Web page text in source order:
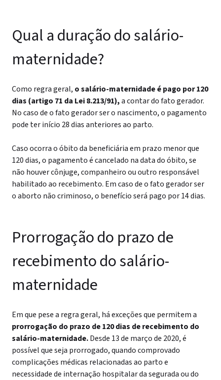
Qual a duração do salário-
maternidade?
Como regra geral, o salário-maternidade é pago por 120
dias (artigo 71 da Lei 8.213/91),a contar do fato gerador.
No caso de o fato gerador ser o nascimento, o pagamento
pode ter início 28 dias anteriores ao parto.
Caso ocorra o óbito da beneficiária em prazo menor que
120 dias, o pagamento é cancelado na data do óbito, se
não houver cônjuge, companheiro ou outro responsável
habilitado ao recebimento. Em caso de o fato gerador ser
o aborto não criminoso, o benefício será pago por 14 dias.
Prorrogação do prazo de
recebimento do salário-
maternidade
Em que pese a regra geral, há exceções que permitem a
prorrogação do prazo de 120 dias de recebimento do
salário-maternidade.Desde 13 de março de 2020, é
possível que seja prorrogado, quando comprovado
complicações médicas relacionadas ao parto e
necessidade de internação hospitalar da segurada ou do